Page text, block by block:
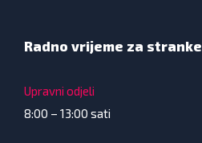
Radno vrijeme za stranke
Upravni odjeli
8:00 – 13:00 sati